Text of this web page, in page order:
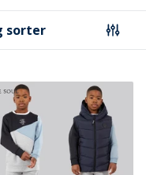
sorter